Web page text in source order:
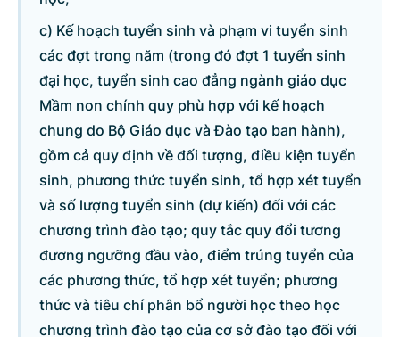
© CỔNG THÔNG TIN ĐIỆN TỬ CHÍNH PHỦ
Tổng Giám đốc: Nguyễn Hồng Sâm
Trụ sở: 16 Lê Hồng Phong - Ba Đình - Hà Nội.
Điện thoại: Văn phòng: 080 43162; Fax: 080.48924;
Email: thongtinchinhphu@chinhphu.vn.
Cổng TTĐT Chính phủ
Văn phòng Chính phủ
c) Kế hoạch tuyển sinh và phạm vi tuyển sinh
các đợt trong năm (trong đó đợt 1 tuyển sinh
đại học, tuyển sinh cao đẳng ngành giáo dục
Mầm non chính quy phù hợp với kế hoạch
chung do Bộ Giáo dục và Đào tạo ban hành),
gồm cả quy định về đối tượng, điều kiện tuyển
sinh, phương thức tuyển sinh, tổ hợp xét tuyển
và số lượng tuyển sinh (dự kiến) đối với các
chương trình đào tạo; quy tắc quy đổi tương
đương ngưỡng đầu vào, điểm trúng tuyển của
các phương thức, tổ hợp xét tuyển; phương
thức và tiêu chí phân bổ người học theo học
chương trình đào tạo của cơ sở đào tạo đối với